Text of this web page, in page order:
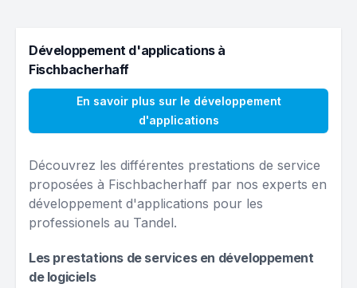
Développement d'applications à
Fischbacherhaff
En savoir plus sur le développement
d'applications
Découvrez les différentes prestations de service
proposées à Fischbacherhaff par nos experts en
développement d'applications pour les
professionels au Tandel.
Les prestations de services en développement
de logiciels